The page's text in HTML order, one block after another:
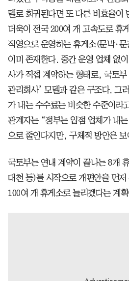
델로 회귀된다면 또 다른 비효율이
더욱이 전국 200여 개 고속도로 휴
직영으로 운영하는 휴게소(문막·
이미 존재한다. 중간 운영 업체 없
사가 직접 계약하는 형태로, 국토
관리회사’ 모델과 같은 구조다. 그
가 내는 수수료는 비슷한 수준이라
관계자는 “정부는 입점 업체가 내
으로 줄인다지만, 구체적 방안은
국토부는 연내 계약이 끝나는 8개
대천 등)를 시작으로 개편안을 먼
100여 개 휴게소로 늘리겠다는 계